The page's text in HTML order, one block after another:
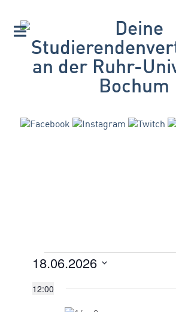
Veranstaltungen
für
18.06.2026
wählen.
12:00